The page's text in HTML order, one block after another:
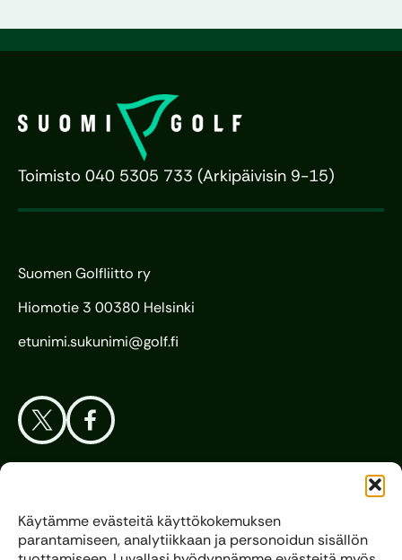
Käytämme evästeitä käyttökokemuksen
parantamiseen, analytiikkaan ja personoidun sisällön
Toimisto 040 5305 733 (Arkipäivisin 9-15)
Suomen Golfliitto ry
Hiomotie 3 00380 Helsinki
etunimi.sukunimi@golf.fi
Liitto